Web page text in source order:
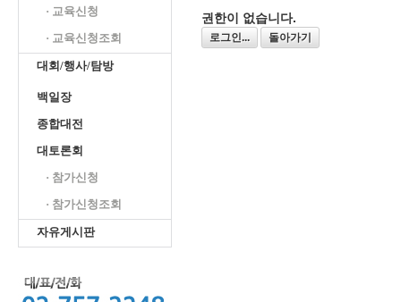
· 교육신청
· 교육신청조회
대회/행사/탐방
백일장
종합대전
대토론회
· 참가신청
· 참가신청조회
자유게시판
권한이 없습니다.
로그인... 돌아가기